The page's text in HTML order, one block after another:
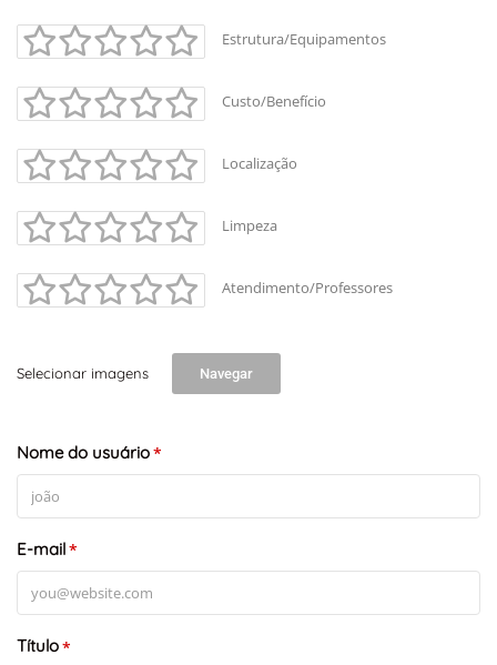
+ -
Estrutura/Equipamentos
Custo/Benefício
Localização
Limpeza
Atendimento/Professores
Selecionar imagens Navegar
Nome do usuário*
E-mail*
Título*